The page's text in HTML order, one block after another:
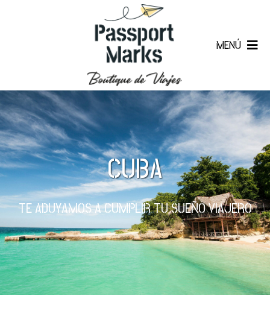
MENÚ
CUBA
TE ADUYAMOS A CUMPLIR TU SUEÑO VIAJERO